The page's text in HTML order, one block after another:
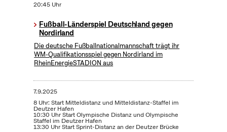
20:45 Uhr
Fußball-Länderspiel Deutschland gegen
Nordirland
Die deutsche Fußballnationalmannschaft trägt ihr
WM-Qualifikationsspiel gegen Nordirland im
RheinEnergieSTADION aus
7.9.2025
8 Uhr: Start Mitteldistanz und Mitteldistanz-Staffel im
Deutzer Hafen
10:30 Uhr Start Olympische Distanz und Olympische
Staffel im Deutzer Hafen
13:30 Uhr Start Sprint-Distanz an der Deutzer Brücke